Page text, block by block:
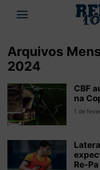
Arquivos
2024
CBF
na
1 de
Re-Pa